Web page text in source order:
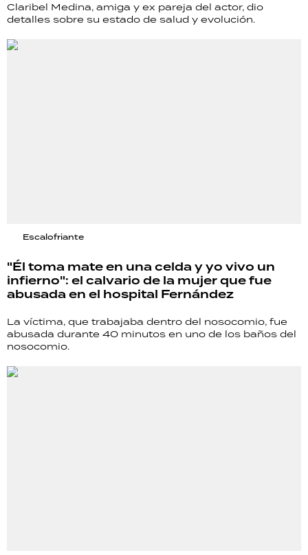
Claribel Medina, amiga y ex pareja del actor, dio
detalles sobre su estado de salud y evolución.
Escalofriante
"Él toma mate en una celda y yo vivo un
infierno": el calvario de la mujer que fue
abusada en el hospital Fernández
La víctima, que trabajaba dentro del nosocomio, fue
abusada durante 40 minutos en uno de los baños del
nosocomio.